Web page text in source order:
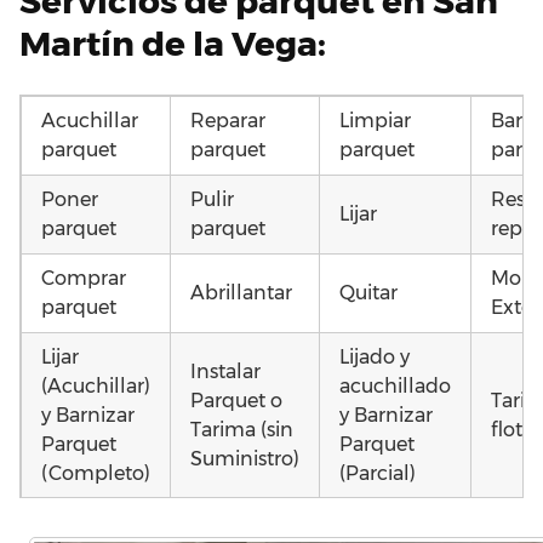
Martín de la Vega:
Acuchillar
parquet
Reparar
parquet
Limpiar
parquet
Poner
parquet
Pulir
parquet
Lijar
Comprar
parquet
Abrillantar Quitar
Lijar
(Acuchillar)
y Barnizar
Parquet
(Completo)
Instalar
Parquet o
Tarima (sin
Suministro)
Lijado y
acuchillado
y Barnizar
Parquet
(Parcial)